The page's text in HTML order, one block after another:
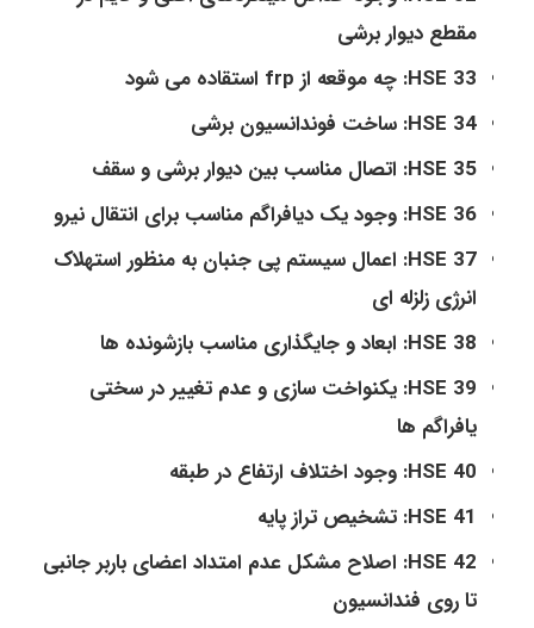
مقطع دیوار برشی
HSE 33: چه موقعه از frp استقاده می شود
HSE 34: ساخت فوندانسیون برشی
HSE 35: اتصال مناسب بین دیوار برشی و سقف
HSE 36: وجود یک دیافراگم مناسب برای انتقال نیرو
HSE 37: اعمال سیستم پی جنبان به منظور استهلاک
انرژی زلزله ای
HSE 38: ابعاد و جایگذاری مناسب بازشونده ها
HSE 39: یکنواخت سازی و عدم تغییر در سختی
یافراگم ها
HSE 40: وجود اختلاف ارتفاع در طبقه
HSE 41: تشخیص تراز پایه
HSE 42: اصلاح مشکل عدم امتداد اعضای باربر جانبی
تا روی فندانسیون